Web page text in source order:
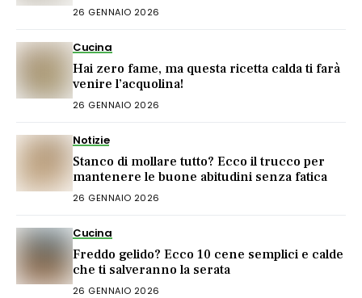
26 GENNAIO 2026
Cucina
Hai zero fame, ma questa ricetta calda ti farà
venire l’acquolina!
26 GENNAIO 2026
Notizie
Stanco di mollare tutto? Ecco il trucco per
mantenere le buone abitudini senza fatica
26 GENNAIO 2026
Cucina
Freddo gelido? Ecco 10 cene semplici e calde
che ti salveranno la serata
26 GENNAIO 2026